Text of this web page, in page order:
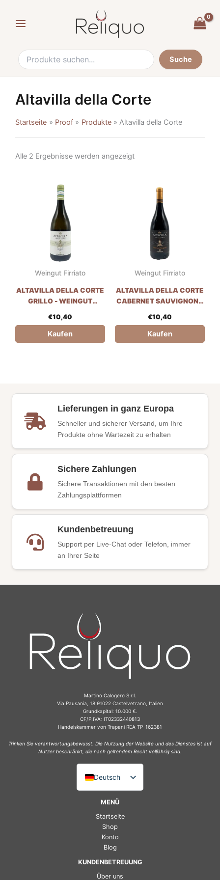
springen
Suche
Altavilla della Corte
Startseite Proof Produkte Altavilla della Corte
Alle 2 Ergebnisse werden angezeigt
Weingut Firriato
ALTAVILLA DELLA CORTE
GRILLO - WEINGUT
€10,40
Kaufen
Weingut Firriato
ALTAVILLA DELLA CORTE
CABERNET SAUVIGNON -
€10,40
Kaufen
Lieferungen in ganz Europa
Schneller und sicherer Versand, um Ihre
Produkte ohne Wartezeit zu erhalten
Sichere Zahlungen
Sichere Transaktionen mit den besten
Zahlungsplattformen
Kundenbetreuung
Support per Live-Chat oder Telefon, immer
an Ihrer Seite
Martino Calogero S.r.l.
Via Pausania, 18 91022 Castelvetrano, Italien
Grundkapital: 10.000 €.
CF/P.IVA: IT02332440813
Handelskammer von Trapani REA TP-162381
Trinken Sie verantwortungsbewusst. Die Nutzung der Website und des Dienstes ist auf
Nutzer beschränkt, die nach geltendem Recht volljährig sind.
Deutsch
Italiano
Français
Español
MENÜ
Startseite
Shop
Konto
Blog
KUNDENBETREUUNG
Über uns